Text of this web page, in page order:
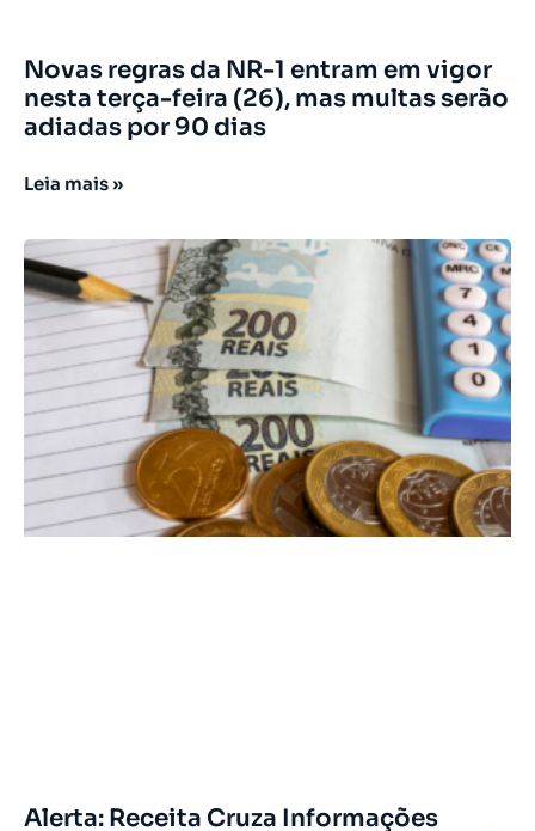
Novas regras da NR-1 entram em vigor
nesta terça-feira (26), mas multas serão
adiadas por 90 dias
Leia mais »
Alerta: Receita Cruza Informações